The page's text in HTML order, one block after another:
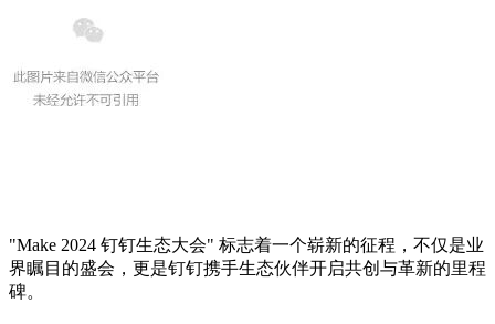
"Make 2024 钉钉生态大会" 标志着一个崭新的征程，不仅是业
界瞩目的盛会，更是钉钉携手生态伙伴开启共创与革新的里程
碑。